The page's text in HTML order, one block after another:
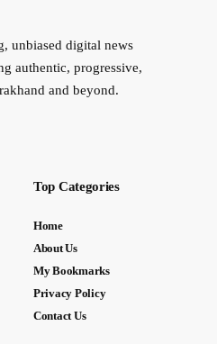
unbiased digital news
authentic, progressive,
and beyond.
Top Categories
Home
About Us
My Bookmarks
Privacy Policy
Contact Us